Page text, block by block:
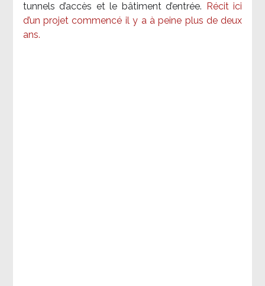
tunnels d’accès et le bâtiment d’entrée.
Récit ici
d’un projet commencé il y a à peine plus de deux
ans.